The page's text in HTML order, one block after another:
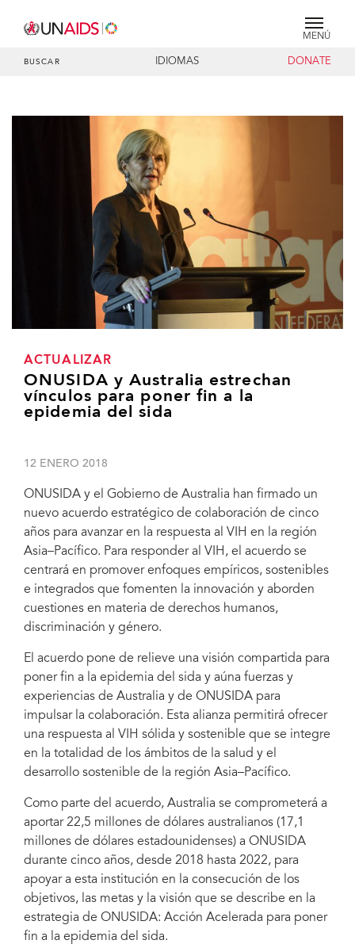
MENÚ
BUSCAR IDIOMAS DONATE
ACTUALIZAR
ONUSIDA y Australia estrechan
vínculos para poner fin a la
epidemia del sida
12 ENERO 2018
ONUSIDA y el Gobierno de Australia han firmado un
nuevo acuerdo estratégico de colaboración de cinco
años para avanzar en la respuesta al VIH en la región
Asia–Pacífico. Para responder al VIH, el acuerdo se
centrará en promover enfoques empíricos, sostenibles
e integrados que fomenten la innovación y aborden
cuestiones en materia de derechos humanos,
discriminación y género.
El acuerdo pone de relieve una visión compartida para
poner fin a la epidemia del sida y aúna fuerzas y
experiencias de Australia y de ONUSIDA para
impulsar la colaboración. Esta alianza permitirá ofrecer
una respuesta al VIH sólida y sostenible que se integre
en la totalidad de los ámbitos de la salud y el
desarrollo sostenible de la región Asia–Pacífico.
Como parte del acuerdo, Australia se comprometerá a
aportar 22,5 millones de dólares australianos (17,1
millones de dólares estadounidenses) a ONUSIDA
durante cinco años, desde 2018 hasta 2022, para
apoyar a esta institución en la consecución de los
objetivos, las metas y la visión que se describe en la
estrategia de ONUSIDA: Acción Acelerada para poner
fin a la epidemia del sida.